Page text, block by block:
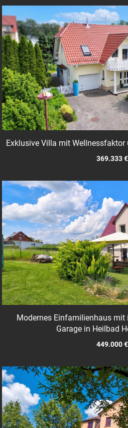
Exklusive Villa mit
369.333 €
Modernes Einfamilienhaus mit
Garage in Heilbad
449.000 €